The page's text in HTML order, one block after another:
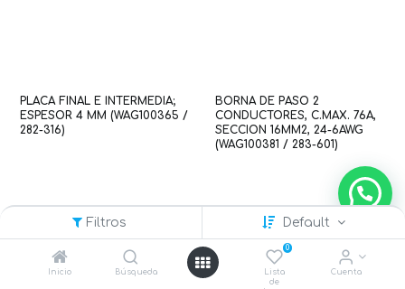
Filtros Default
Inicio Búsqueda
0
Lista
de
Cuenta
PLACA FINAL E INTERMEDIA;
ESPESOR 4 MM (WAG100365 /
282-316)
BORNA DE PASO 2
CONDUCTORES, C.MAX. 76A,
SECCION 16MM2, 24-6AWG
(WAG100381 / 283-601)